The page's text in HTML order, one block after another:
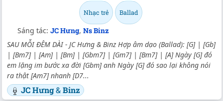
Nhạc trẻ Ballad
Sáng tác: JC Hưng, Ns Binz
SAU MỖI ĐÊM DÀI - JC Hưng & Binz Hợp âm dạo (Ballad): [G] | [Gb]
| [Bm7] | [Am] | [Bm] | [Gbm7] | [Gm7] | [Bm7] | [A] Ngày [G] đó
em lặng im bước xa đời [Gbm] anh Ngày [G] đó sao lại không nói
ra thật [Am7] nhanh [D7...
JC Hưng&Binz